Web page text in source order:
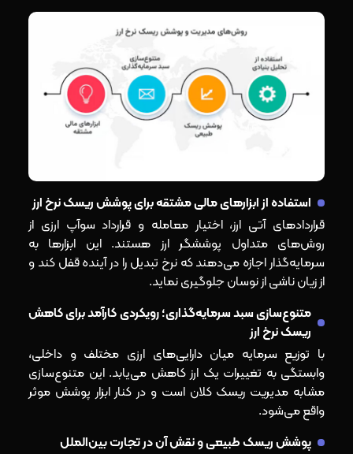
استفاده از ابزارهای مالی مشتقه برای پوشش ریسک نرخ ارز
قراردادهای آتی ارز، اختیار معامله و قرارداد سوآپ ارزی از
روش‌های متداول پوششگر ارز هستند. این ابزارها به
سرمایه‌گذار اجازه می‌دهند که نرخ تبدیل را در آینده قفل کند و
از زیان ناشی از نوسان جلوگیری نماید.
متنوع‌سازی سبد سرمایه‌گذاری؛ رویکردی کارآمد برای کاهش
ریسک نرخ ارز
با توزیع سرمایه میان دارایی‌های ارزی مختلف و داخلی،
وابستگی به تغییرات یک ارز کاهش می‌یابد. این متنوع‌سازی
مشابه مدیریت ریسک کلان است و در کنار ابزار پوشش موثر
واقع می‌شود.
پوشش ریسک طبیعی و نقش آن در تجارت بین‌الملل